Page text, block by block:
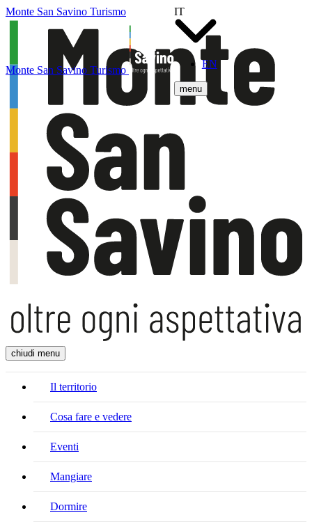
Monte San Savino Turismo
IT
EN
menu
Monte San Savino Turismo
chiudi menu
Il territorio
Cosa fare e vedere
Eventi
Mangiare
Dormire